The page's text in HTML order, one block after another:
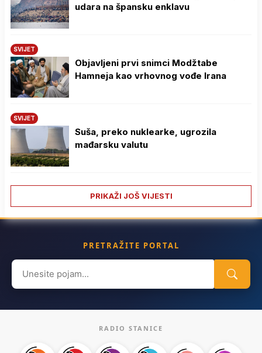
udara na špansku enklavu
SVIJET
Objavljeni prvi snimci Modžtabe
Hamneja kao vrhovnog vođe Irana
SVIJET
Suša, preko nuklearke, ugrozila
mađarsku valutu
PRIKAŽI JOŠ VIJESTI
PRETRAŽITE PORTAL
Search
for:
RADIO STANICE